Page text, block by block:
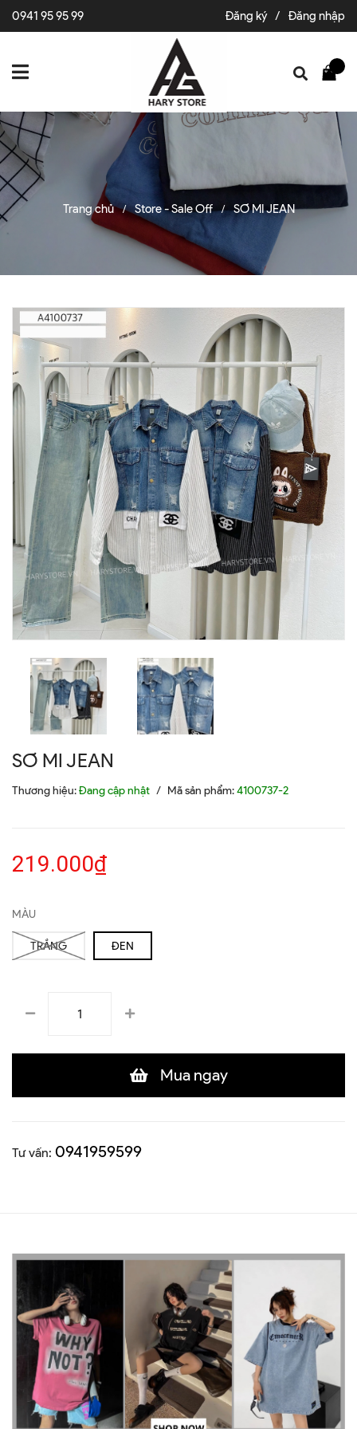
0941 95 95 99 Đăng ký / Đăng nhập
Trang chủ / Store - Sale Off / SƠ MI JEAN
SƠ MI JEAN
Thương hiệu:Đang cập nhật / Mã sản phẩm:4100737-2
219.000₫
MÀU
TRẮNG ĐEN
Mua ngay
Tư vấn: 0941959599